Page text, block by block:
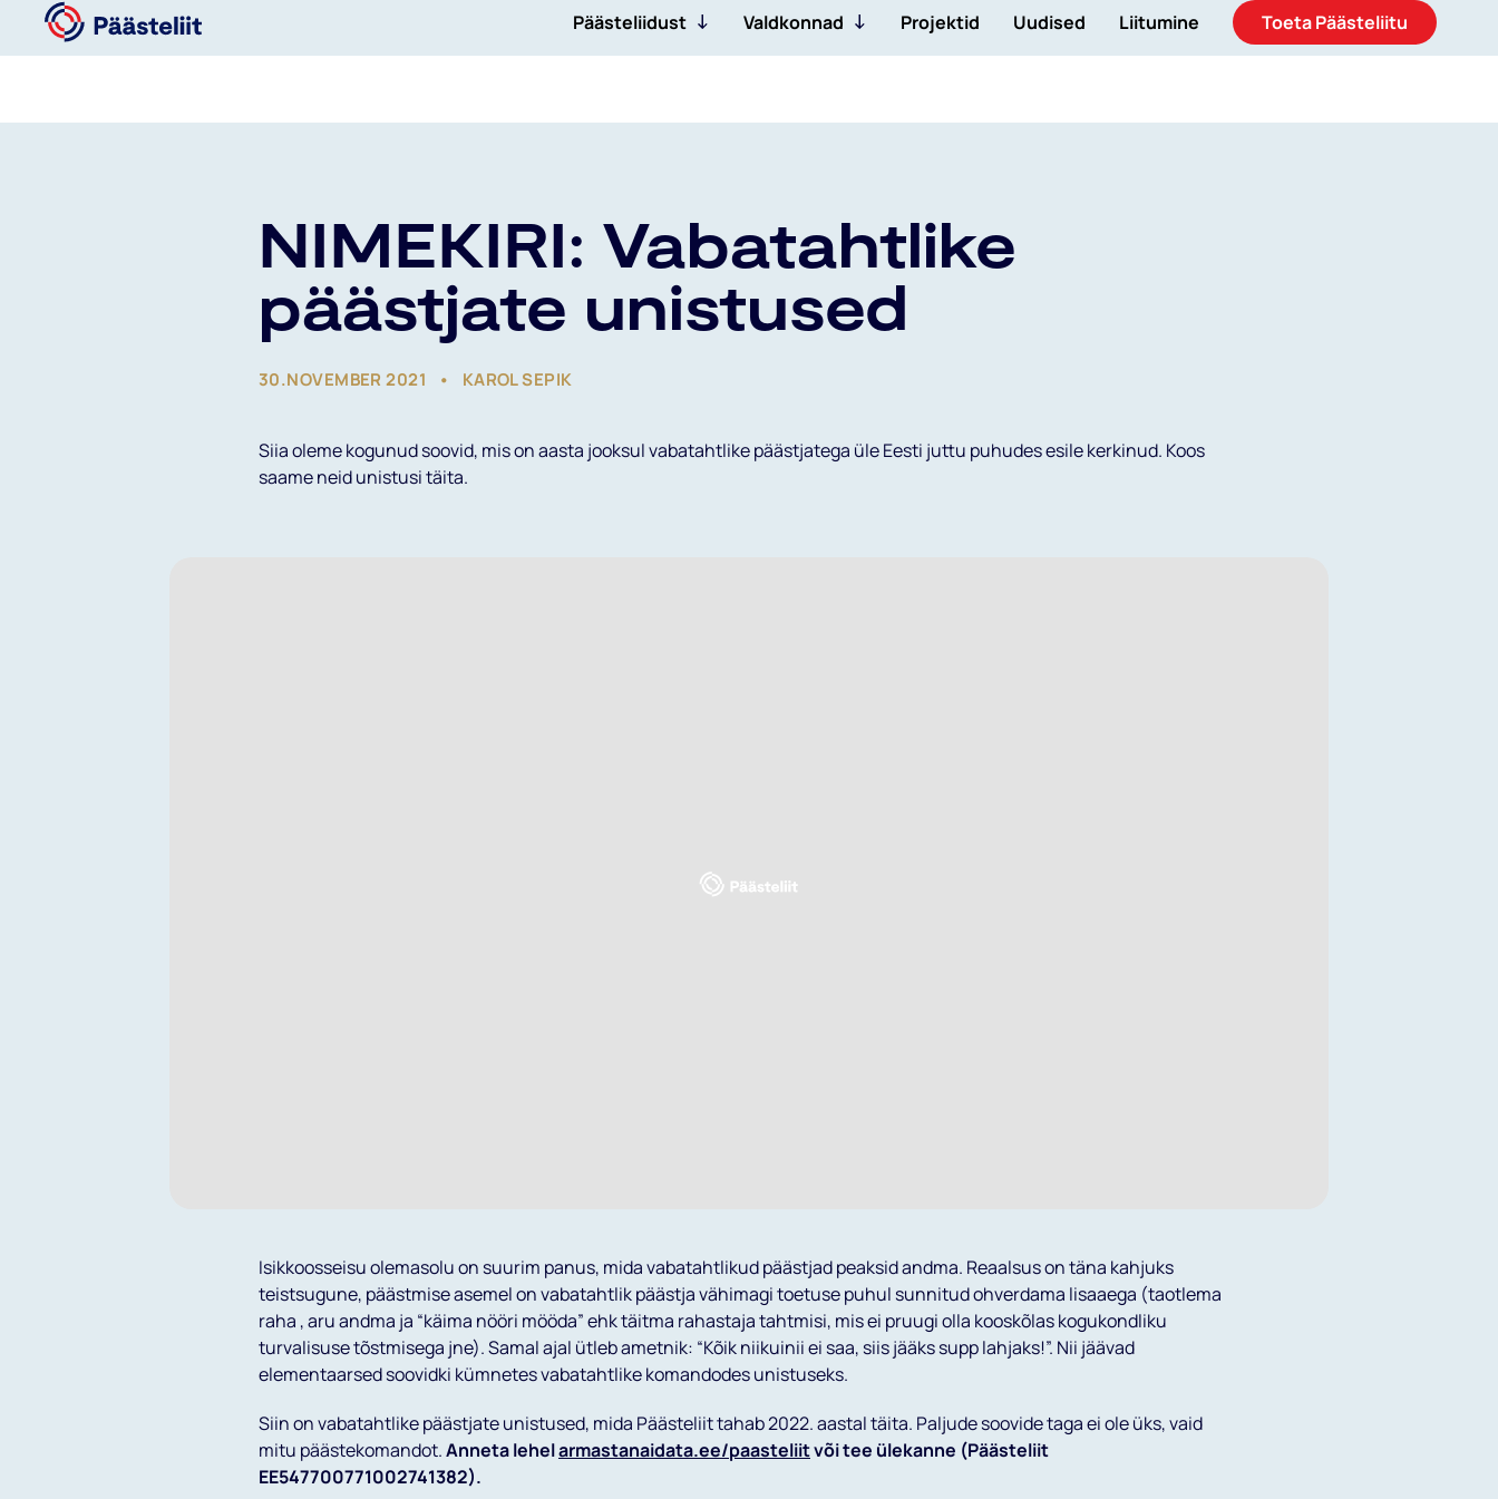
Kutse andmine Aitame Ukrainat Otsi ENG
Päästeliidust
Dokumendid
Valdkonnad
Eripääste
Projektid Uudised Liitumine Toeta Päästeliitu
NIMEKIRI: Vabatahtlike
päästjate unistused
30.NOVEMBER 2021 KAROL SEPIK
Siia oleme kogunud soovid, mis on aasta jooksul vabatahtlike päästjatega üle Eesti juttu puhudes esile kerkinud. Koos
saame neid unistusi täita.
Isikkoosseisu olemasolu on suurim panus, mida vabatahtlikud päästjad peaksid andma. Reaalsus on täna kahjuks
teistsugune, päästmise asemel on vabatahtlik päästja vähimagi toetuse puhul sunnitud ohverdama lisaaega (taotlema
raha , aru andma ja “käima nööri mööda” ehk täitma rahastaja tahtmisi, mis ei pruugi olla kooskõlas kogukondliku
turvalisuse tõstmisega jne). Samal ajal ütleb ametnik: “Kõik niikuinii ei saa, siis jääks supp lahjaks!”. Nii jäävad
elementaarsed soovidki kümnetes vabatahtlike komandodes unistuseks.
Siin on vabatahtlike päästjate unistused, mida Päästeliit tahab 2022. aastal täita. Paljude soovide taga ei ole üks, vaid
mitu päästekomandot.Anneta lehelarmastanaidata.ee/paasteliitvõi tee ülekanne (Päästeliit
EE547700771002741382).